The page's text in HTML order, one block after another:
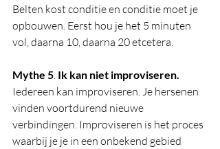
Belten kost conditie en conditie moet je
opbouwen. Eerst hou je het 5 minuten
vol, daarna 10, daarna 20 etcetera.
Mythe 5 Ik kan niet improviseren.
Iedereen kan improviseren. Je hersenen
vinden voortdurend nieuwe
verbindingen. Improviseren is het proces
waarbij je je in een onbekend gebied